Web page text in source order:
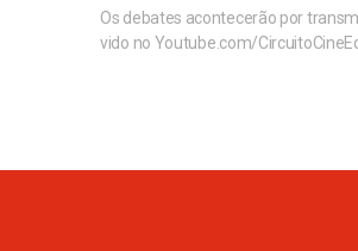
Os debates acontecerão por
vido no Youtube.com/